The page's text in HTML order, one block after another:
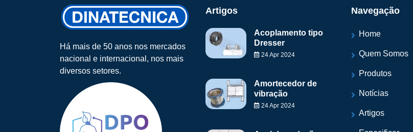
Há mais de 50 anos nos mercados
nacional e internacional, nos mais
diversos setores.
Artigos
Acoplamento tipo
Dresser
24 Apr 2024
Amortecedor de
vibração
24 Apr 2024
Navegação
Home
Quem Somos
Produtos
Notícias
Artigos